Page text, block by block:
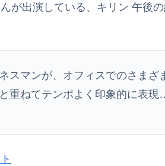
が出演している、キリン 午後
スマンが、オフィスでのさま
重ねてテンポよく印象的に表